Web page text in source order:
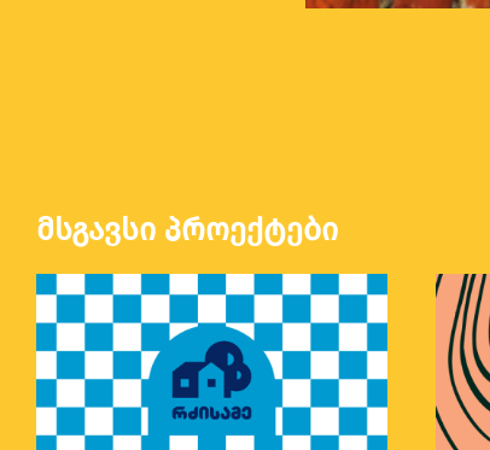
მსგავსი პროექტები